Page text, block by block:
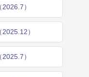
）
）
）